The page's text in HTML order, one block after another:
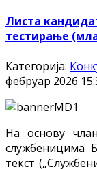
Листа
тестирање
Категорија:
фебруар 2026
На основу
службеницима
текст